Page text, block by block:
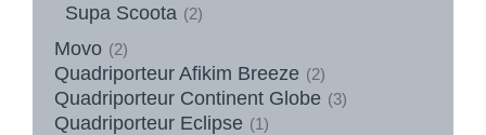
Supa Scoota (2)
Movo (2)
Quadriporteur Afikim Breeze (2)
Quadriporteur Continent Globe (3)
Quadriporteur Eclipse (1)